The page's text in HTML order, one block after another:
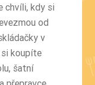
chvíli, kdy si
od
v
si koupíte
šatní